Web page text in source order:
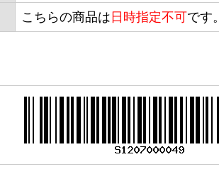
こちらの商品は 日時指定不可です。